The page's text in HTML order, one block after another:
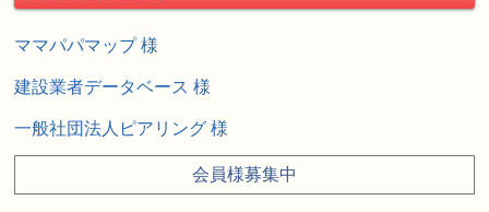
ママパパマップ 様
建設業者データベース 様
一般社団法人ピアリング 様
会員様募集中